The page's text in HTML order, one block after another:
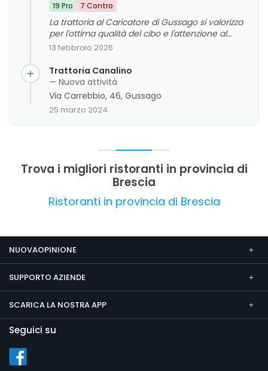
19 Pro 7 Contro
La trattoria al Caricatore di Gussago si valorizza
per l'ottima qualità del cibo e l'attenzione al
cliente, con un ambiente accogliente immerso
cortesia del personale, la bontà delle specialità
bresciane e il rapporto qualità-prezzo. Tuttavia,
alcuni commenti evidenziano criticità legate alla
consistenza di alcuni piatti e alla varietà del
menù, suggerendo margini di miglioramento in
propensione alla fidelizzazione.
13 febbraio 2026
Trattoria Canalino
— Nuova attività
Via Carrebbio, 46, Gussago
25 marzo 2024
Trova i migliori ristoranti in provincia di
Brescia
Ristoranti in provincia di Brescia
NUOVAOPINIONE
SUPPORTO AZIENDE
SCARICA LA NOSTRA APP
Seguici su